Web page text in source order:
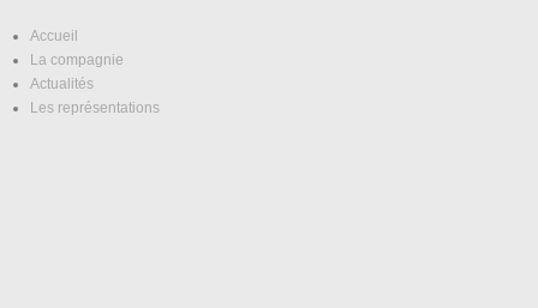
Accueil
La compagnie
Actualités
Les représentations